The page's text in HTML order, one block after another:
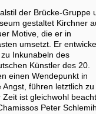
der Brücke-Gruppe
gestaltet Kirchner
Motive, die er in
umsetzt. Er
Inkunabeln des
Künstler des 20.
einen Wendepunkt in
führen letztlich zu
ist gleichwohl
Peter